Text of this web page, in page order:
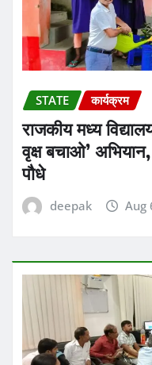
STATE कार्यक्रम
राजकीय मध्य
वृक्ष बचाओ’
पौधे
deepak Aug